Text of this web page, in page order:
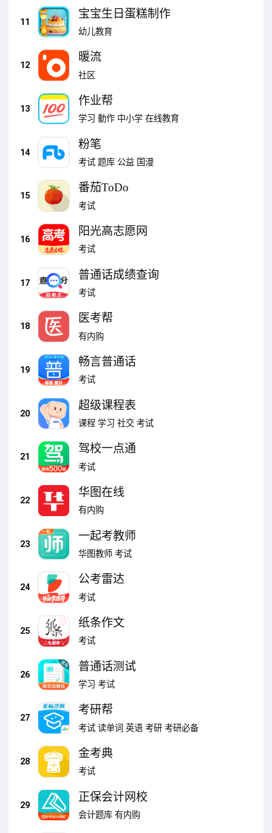
11
宝宝生日蛋糕制作
幼儿教育
12
暖流
社区
13
作业帮
学习 動作 中小学 在线教育
14
粉笔
考试 题库 公益 国漫
15
番茄ToDo
考试
16
阳光高志愿网
考试
17
普通话成绩查询
考试
18
医考帮
有内购
19
畅言普通话
考试
20
超级课程表
课程 学习 社交 考试
21
驾校一点通
考试
22
华图在线
有内购
23
一起考教师
华图教师 考试
24
公考雷达
考试
25
纸条作文
考试
26
普通话测试
学习 考试
27
考研帮
考试 读单词 英语 考研 考研必备
28
金考典
考试
29
正保会计网校
会计题库 有内购